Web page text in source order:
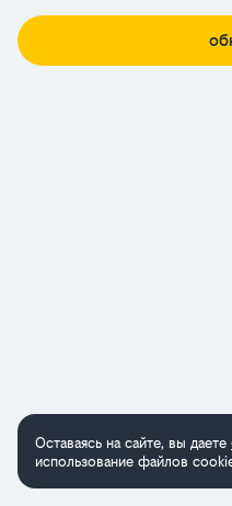
Оставаясь на сайте, вы даете
использование файлов